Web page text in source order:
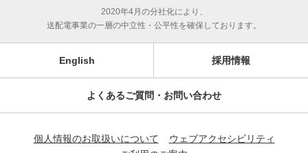
2020年4月の分社化により、
送配電事業の一層の中立性・公平性を確保しております。
English 採用情報
よくあるご質問・お問い合わせ
個人情報のお取扱いについて
ウェブアクセシビリティ